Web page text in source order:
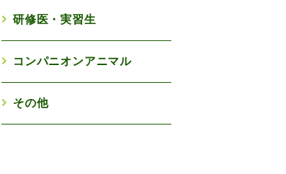
研修医・実習生
コンパニオンアニマル
その他